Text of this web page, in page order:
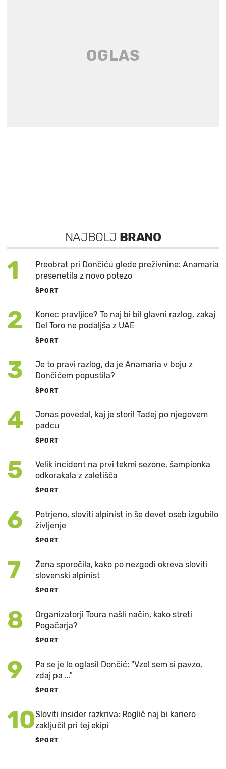
NAJBOLJ BRANO
1
Preobrat pri Dončiću glede preživnine: Anamaria
presenetila z novo potezo
ŠPORT
2
Konec pravljice? To naj bi bil glavni razlog, zakaj
Del Toro ne podaljša z UAE
ŠPORT
3
Je to pravi razlog, da je Anamaria v boju z
Dončićem popustila?
ŠPORT
4
Jonas povedal, kaj je storil Tadej po njegovem
padcu
ŠPORT
5
Velik incident na prvi tekmi sezone, šampionka
odkorakala z zaletišča
ŠPORT
6
Potrjeno, sloviti alpinist in še devet oseb izgubilo
življenje
ŠPORT
7
Žena sporočila, kako po nezgodi okreva sloviti
slovenski alpinist
ŠPORT
8
Organizatorji Toura našli način, kako streti
Pogačarja?
ŠPORT
9
Pa se je le oglasil Dončić: "Vzel sem si pavzo,
zdaj pa ..."
ŠPORT
10Sloviti insider razkriva: Roglič naj bi kariero
zaključil pri tej ekipi
ŠPORT